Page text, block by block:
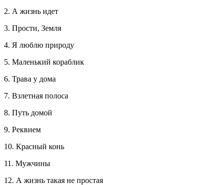
2. А жизнь идет
3. Прости, Земля
4. Я люблю природу
5. Маленький кораблик
6. Трава у дома
7. Взлетная полоса
8. Путь домой
9. Реквием
10. Красный конь
11. Мужчины
12. А жизнь такая не простая